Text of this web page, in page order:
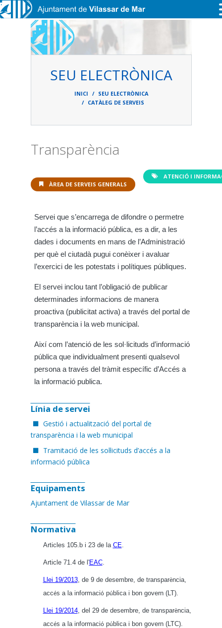
Vés al contingut
SEU ELECTRÒNICA
d'ariadna
INICI
SEU ELECTRÒNICA
CATÀLEG DE SERVEIS
Transparència
ÀREA DE SERVEIS GENERALS
ATENCIÓ I
Servei que s’encarrega de difondre o permetre
l’accés a la informació pública, es a dir, a les
dades i documents en mans de l’Administració
per què el ciutadà pugui conèixer i avaluar
l’exercici de les potestats i polítiques públiques.
El servei inclou tant l’obligació de publicar
determinades informacions de manera
proactiva (publicitat activa) a través del portal de
transparència i la web municipal.
Així com l’atenció de les sol·licituds d’informació
pública que individualment presenti qualsevol
persona a través del tràmit específic d’Accés a
la informació publica.
Línia de servei
Gestió i actualització del portal de
transparència i la web municipal
Tramitació de les sol·licituds d’accés a la
informació pública
Equipaments
Ajuntament de Vilassar de Mar
Normativa
Articles 105.b i 23 de la CE.
Article 71.4 de l'EAC.
Llei 19/2013, de 9 de desembre, de transparència,
accés a la informaciópú blica i bon govern (LT).
Llei 19/2014, del 29 de desembre, de transparència,
accés a la informaciópú blica i bon govern (LTC).